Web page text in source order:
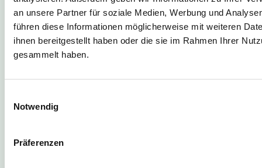
an unsere Partner für soziale Medien, Werbung und
führen diese Informationen möglicherweise mit weiteren
ihnen bereitgestellt haben oder die sie im Rahmen Ihrer
gesammelt haben.
Notwendig
Präferenzen
neue Art der Mobilität im Hochstift: nah
am Leben der Menschen, freundlich im
Umgang, zeitgemäß im Angebot.
Hier mehr über HochstiftBewegt